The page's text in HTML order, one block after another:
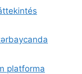
platforma